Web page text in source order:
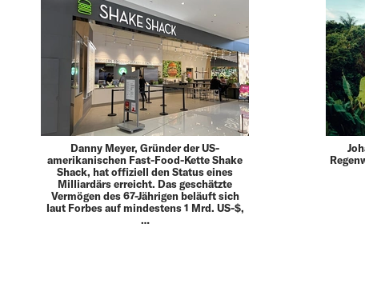
Danny Meyer, Gründer der US-
amerikanischen Fast-Food-Kette Shake
Shack, hat offiziell den Status eines
Milliardärs erreicht. Das geschätzte
Vermögen des 67-Jährigen beläuft sich
laut Forbes auf mindestens 1 Mrd. US-$,
…